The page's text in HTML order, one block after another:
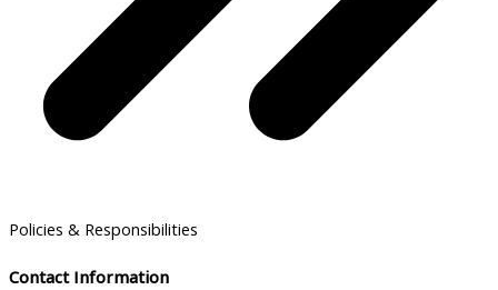
Policies & Responsibilities
Contact Information